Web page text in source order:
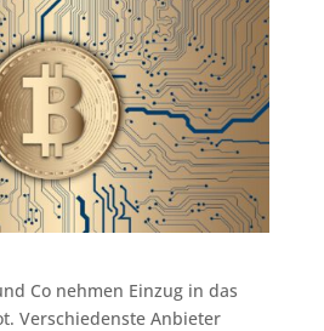
Co nehmen Einzug in das
Verschiedenste Anbieter